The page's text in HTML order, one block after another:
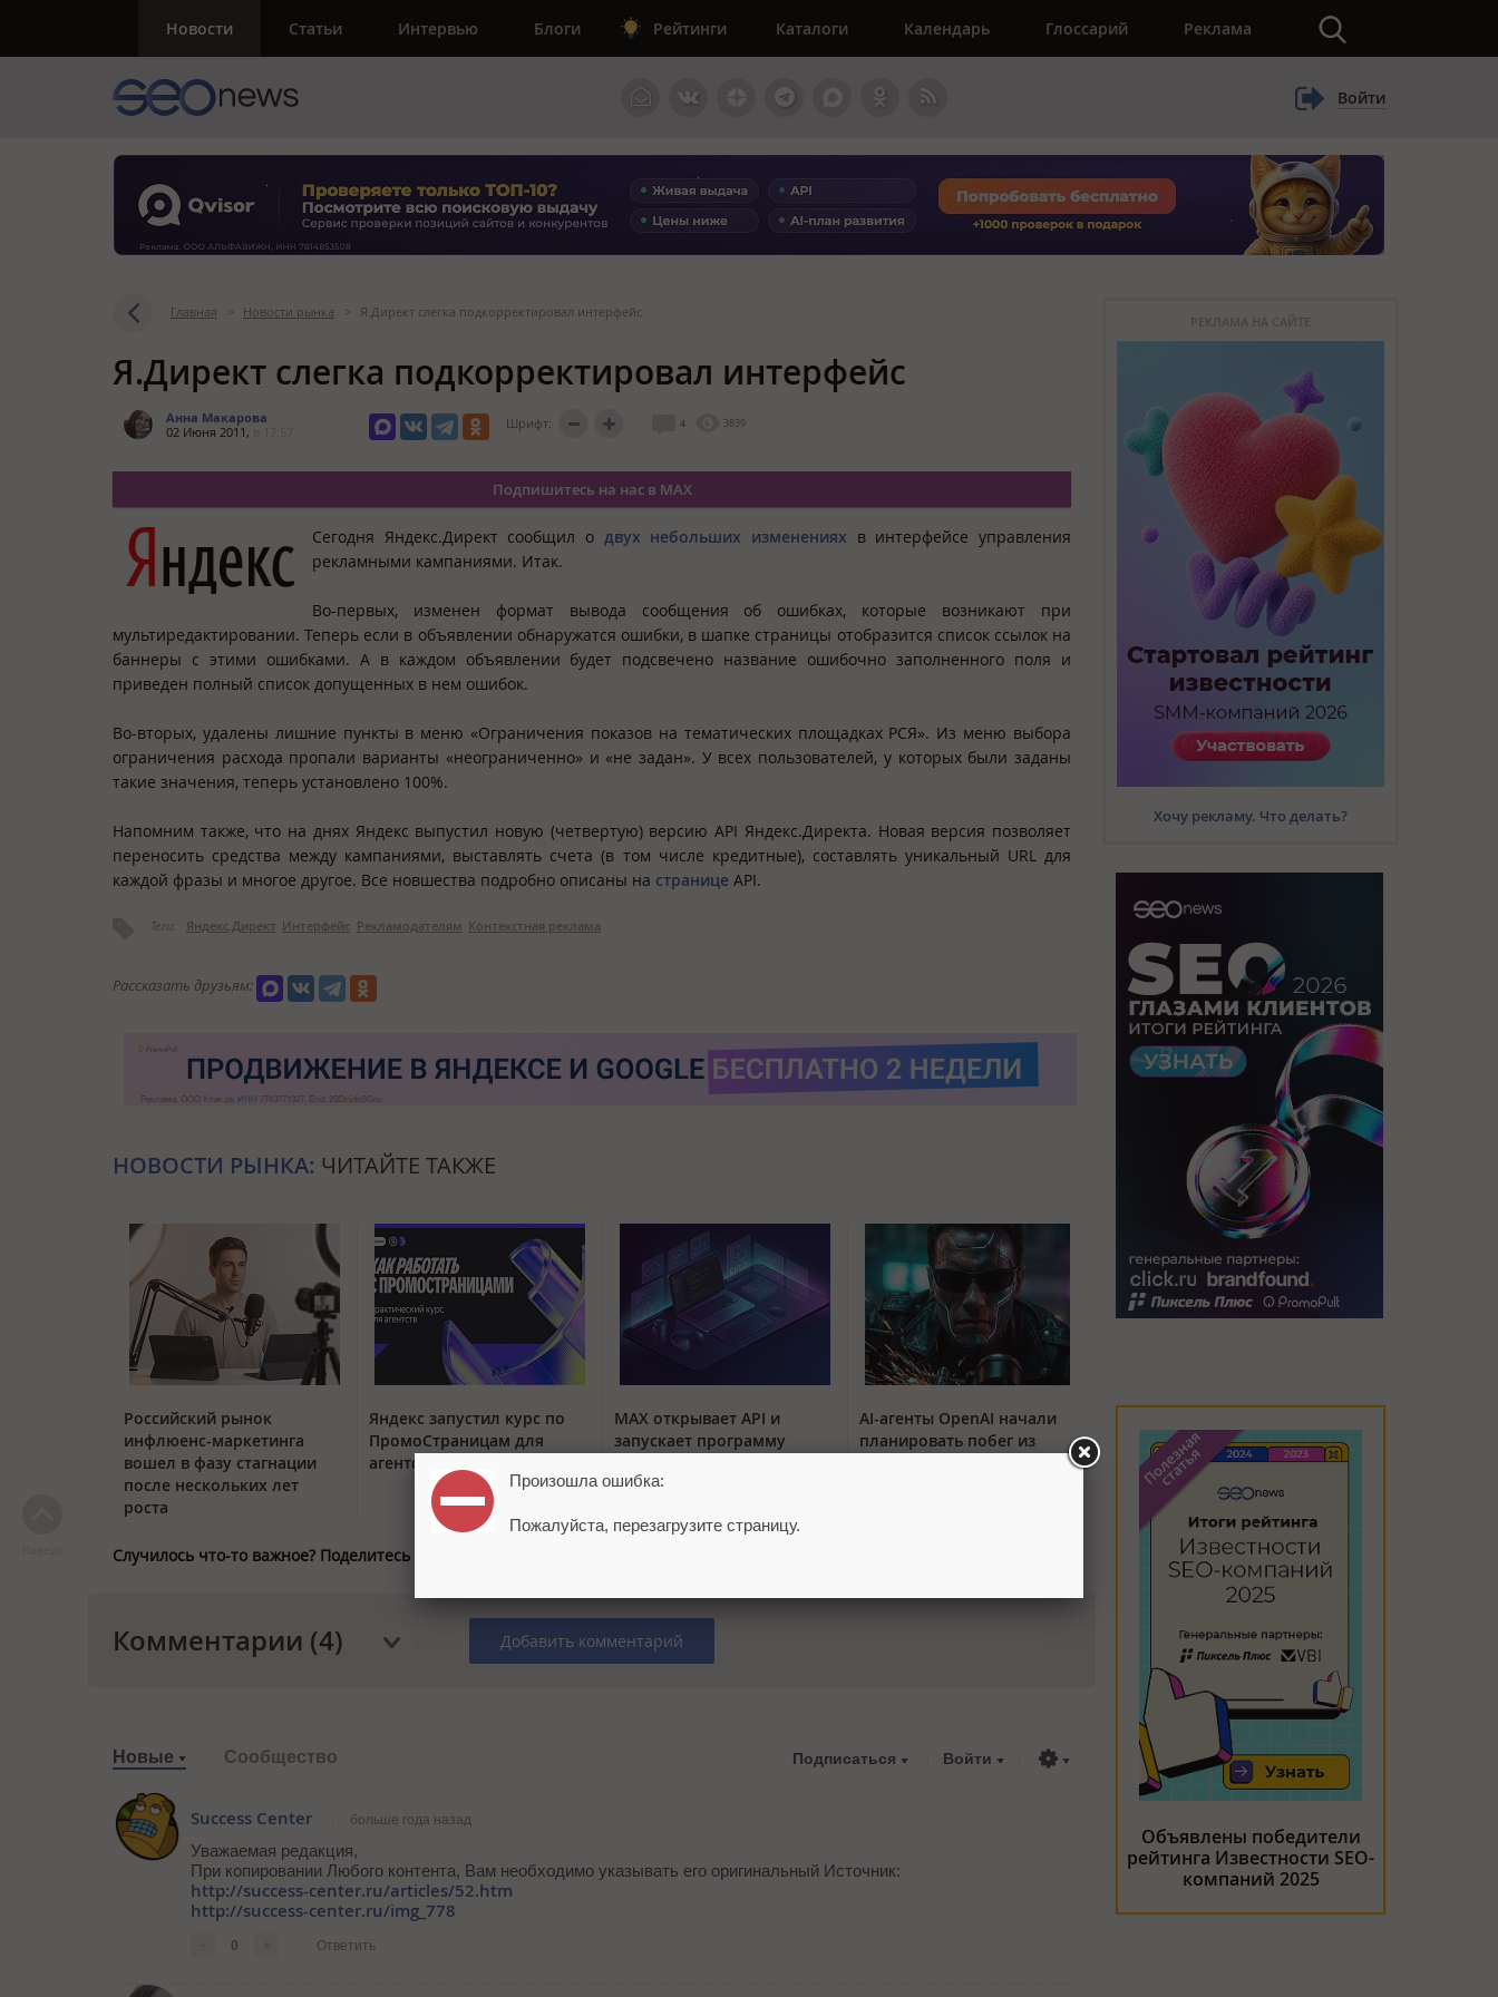
Новости Статьи Интервью Блоги Рейтинги Каталоги Календарь Глоссарий Реклама
Войти
Главная > Новости рынка > Я.Директ слегка подкорректировал интерфейс
Я.Директ слегка подкорректировал интерфейс
Анна Макарова
02 Июня 2011,
Шрифт: 4 3839
Подпишитесь на нас в MAX
Сегодня Яндекс.Директ сообщил о двух небольших изменениях в интерфейсе управления
рекламными кампаниями. Итак.
Во-первых, изменен формат вывода сообщения об ошибках, которые возникают при
мультиредактировании. Теперь если в объявлении обнаружатся ошибки, в шапке страницы отобразится список ссылок на
баннеры с этими ошибками. А в каждом объявлении будет подсвечено название ошибочно заполненного поля и
приведен полный список допущенных в нем ошибок.
Во-вторых, удалены лишние пункты в меню «Ограничения показов на тематических площадках РСЯ». Из меню выбора
ограничения расхода пропали варианты «неограниченно» и «не задан». У всех пользователей, у которых были заданы
такие значения, теперь установлено 100%.
Напомним также, что на днях Яндекс выпустил новую (четвертую) версию API Яндекс.Директа. Новая версия позволяет
переносить средства между кампаниями, выставлять счета (в том числе кредитные), составлять уникальный URL для
каждой фразы и многое другое. Все новшества подробно описаны на странице API.
Теги: Яндекс.Директ Интерфейс Рекламодателям Контекстная реклама
Рассказать друзьям:
НОВОСТИ РЫНКА: ЧИТАЙТЕ ТАКЖЕ
Российский рынок
инфлюенс-маркетинга
вошел в фазу стагнации
после нескольких лет
роста
Яндекс запустил курс по
ПромоСтраницам для
агентств
MAX открывает API и
запускает программу
альтернативных клиентов
AI-агенты OpenAI начали
планировать побег из
Случилось что-то важное? Поделитесь новостью с
Комментарии (4) Добавить комментарий
Новые Сообщество Подписаться Войти
Success Center больше года назад
Уважаемая редакция,
При копировании Любого контента, Вам необходимо указывать его оригинальный Источник:
http://success-center.ru/articles/52.htm
http://success-center.ru/img_778
0 Ответить
РЕКЛАМА НА САЙТЕ
Хочу рекламу. Что делать?
Объявлены победители
рейтинга Известности SEO-
компаний 2025
Произошла ошибка:
Пожалуйста, перезагрузите страницу.